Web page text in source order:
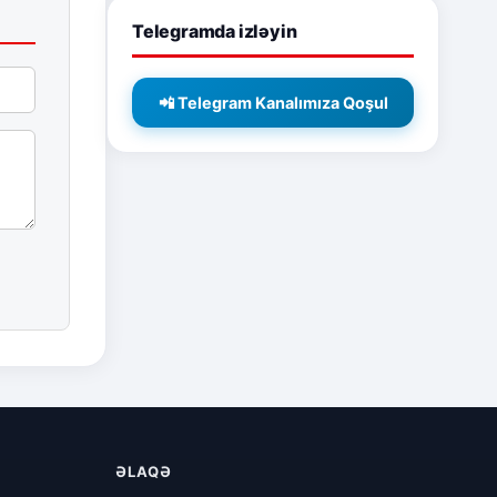
Telegramda izləyin
📲 Telegram Kanalımıza Qoşul
ƏLAQƏ